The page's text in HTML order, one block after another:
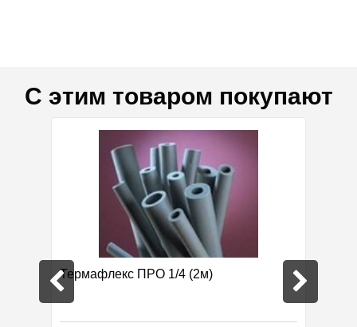
С этим товаром покупают
Термафлекс ПРО 1/4 (2м)